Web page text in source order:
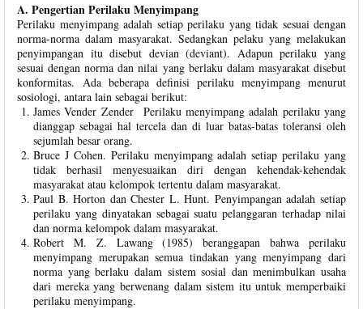
A. Pengertian Perilaku Menyimpang
Perilaku menyimpang adalah setiap perilaku yang tidak sesuai dengan
norma-norma dalam masyarakat. Sedangkan pelaku yang melakukan
penyimpangan itu disebut devian (deviant). Adapun perilaku yang
sesuai dengan norma dan nilai yang berlaku dalam masyarakat disebut
konformitas. Ada beberapa definisi perilaku menyimpang menurut
sosiologi, antara lain sebagai berikut:
James Vender Zender Perilaku menyimpang adalah perilaku yang
dianggap sebagai hal tercela dan di luar batas-batas toleransi oleh
sejumlah besar orang.
Bruce J Cohen. Perilaku menyimpang adalah setiap perilaku yang
tidak berhasil menyesuaikan diri dengan kehendak-kehendak
masyarakat atau kelompok tertentu dalam masyarakat.
Paul B. Horton dan Chester L. Hunt. Penyimpangan adalah setiap
perilaku yang dinyatakan sebagai suatu pelanggaran terhadap nilai
dan norma kelompok dalam masyarakat.
Robert M. Z. Lawang (1985) beranggapan bahwa perilaku
menyimpang merupakan semua tindakan yang menyimpang dari
norma yang berlaku dalam sistem sosial dan menimbulkan usaha
dari mereka yang berwenang dalam sistem itu untuk memperbaiki
perilaku menyimpang.